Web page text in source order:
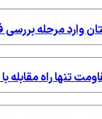
وارد مرحله
تنها راه